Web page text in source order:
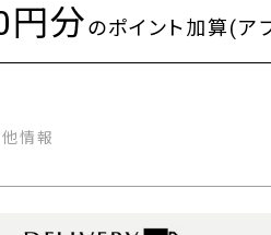
円分のポイント加算(ア
情報